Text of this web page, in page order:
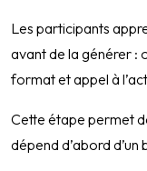
Les participants
avant de la générer :
format et appel à
Cette étape permet
dépend d’abord